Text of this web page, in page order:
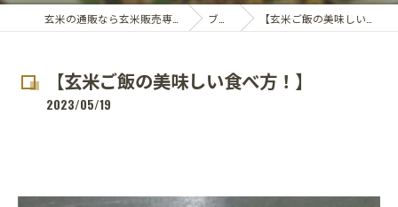
ブログ 【玄米ご飯の美味しい食べ方！】
【玄米ご飯の美味しい食べ方！】
2023/05/19